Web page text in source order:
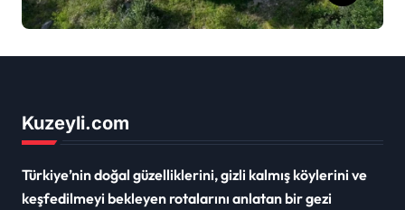
Kuzeyli.com
Türkiye’nin doğal güzelliklerini, gizli kalmış köylerini ve
keşfedilmeyi bekleyen rotalarını anlatan bir gezi